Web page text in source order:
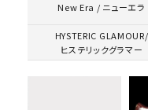
New Era / ニューエラ
HYSTERIC GLAMOUR/
ヒステリックグラマー